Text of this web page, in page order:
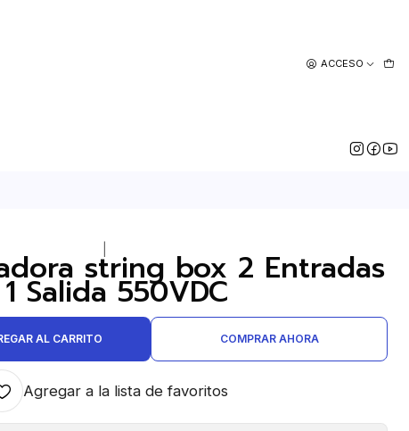
ACCESO
string box 2 Entradas
Salida 550VDC
AL CARRITO COMPRAR AHORA
Agregar a la lista de favoritos